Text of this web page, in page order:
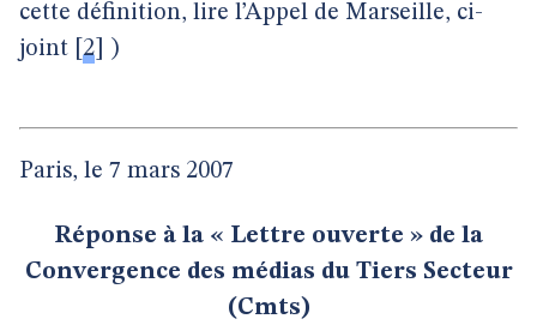
cette définition, lire l’Appel de Marseille, ci-
joint 2 )
Paris, le 7 mars 2007
Réponse à la « Lettre ouverte » de la
Convergence des médias du Tiers Secteur
(Cmts)